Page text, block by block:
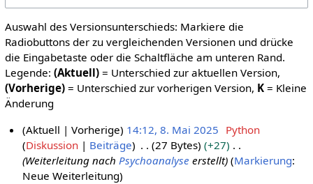
Auswahl des Versionsunterschieds: Markiere die
Radiobuttons der zu vergleichenden Versionen und drücke
die Eingabetaste oder die Schaltfläche am unteren Rand.
Legende: (Aktuell)= Unterschied zur aktuellen Version,
(Vorherige)= Unterschied zur vorherigen Version, K= Kleine
Änderung
Aktuell Vorherige 14:12, 8. Mai 2025 Python
Diskussion
Beiträge 27 Bytes
+27
Weiterleitung nachPsychoanalyse erstellt Markierung:
Neue Weiterleitung